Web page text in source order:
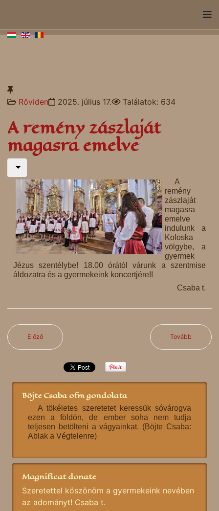
Rőviden 2025. július 17. Találatok: 634
A remény zászlaját
magasra emelve
A
remény
zászlaját
magasra
emelve
indulunk a
Koloska
völgybe, a
gyermek
Jézus szentélybe! 18.00 órától várunk a szentmise
áldozatra és a gyermekeink koncertjére!!
Csaba t.
Előző Tovább
Böjte Csaba ofm gondolata
A tökéletes szeretetet keressük sóvárogva
ezen a földön, de ember soha nem tudja
teljesen betölteni a vágyainkat. (Böjte Csaba:
Ablak a Végtelenre)
Magnificat donate
Szeretettel köszönöm a gyermekeink nevében
az adományt! Csaba t.